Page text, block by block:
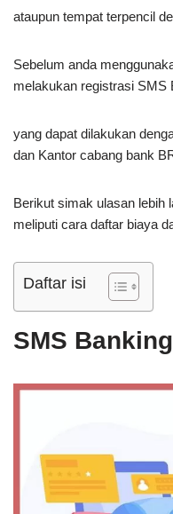
ataupun tempat terpencil
Sebelum anda
melakukan registrasi SMS
yang dapat dilakukan
dan Kantor cabang bank
Berikut simak ulasan lebih
meliputi cara daftar biaya
Daftar isi
SMS